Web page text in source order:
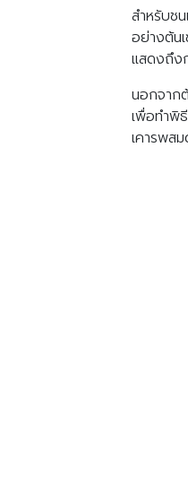
สำหรับช
อย่างต้น
แสดงถึง
นอกจาก
เพื่อทำพิ
เคารพส